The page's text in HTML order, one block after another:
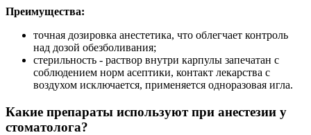
Преимущества:
точная дозировка анестетика, что облегчает контроль
над дозой обезболивания;
стерильность - раствор внутри карпулы запечатан с
соблюдением норм асептики, контакт лекарства с
воздухом исключается, применяется одноразовая игла.
Какие препараты используют при анестезии у
стоматолога?